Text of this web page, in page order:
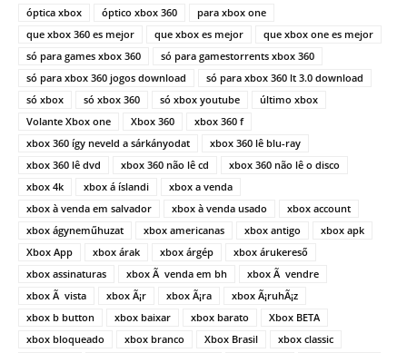
óptica xbox óptico xbox 360
para xbox one
que xbox 360 es mejor
que xbox es mejor
que xbox one es mejor
só para games xbox 360
só para gamestorrents xbox 360
só para xbox 360 jogos download
só para xbox 360 lt 3.0 download
só xbox
só xbox 360 só xbox youtube
último xbox
Volante Xbox one
Xbox 360
xbox 360 f
xbox 360 így neveld a sárkányodat
xbox 360 lê blu-ray
xbox 360 lê dvd
xbox 360 não lê cd
xbox 360 não lê o disco
xbox 4k
xbox á íslandi
xbox a venda
xbox à venda em salvador
xbox à venda usado
xbox account
xbox ágyneműhuzat
xbox americanas xbox antigo
xbox apk
Xbox App
xbox árak xbox árgép
xbox árukereső
xbox assinaturas
xbox Ã venda em bh
xbox Ã vendre
xbox Ã vista
xbox Ã¡r xbox Ã¡ra
xbox Ã¡ruhÃ¡z
xbox b button
xbox baixar xbox barato
Xbox BETA
xbox bloqueado
xbox branco Xbox Brasil
xbox classic